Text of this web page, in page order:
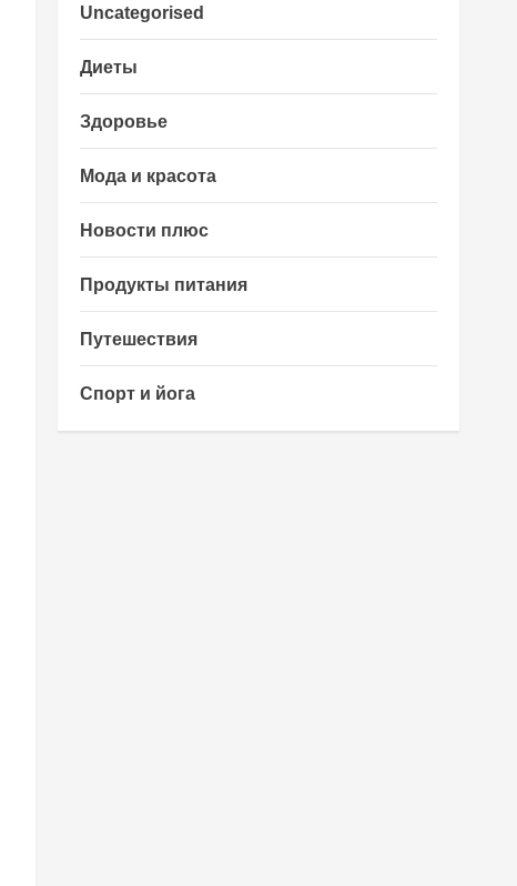
Uncategorised
Диеты
Здоровье
Мода и красота
Новости плюс
Продукты питания
Путешествия
Спорт и йога